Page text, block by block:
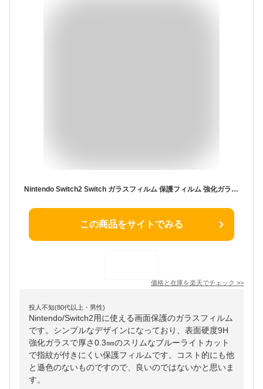
Nintendo Switch2 Switch ガラスフィルム 保護フィルム 強化ガラス フィルム ブルーライトカット 有機EL モデル Lite BEE-001 HEG-001 HAC-001 HDH-001 任天堂 スイッチ2 スイッチ ニンテンドー ライト シール カバー
この商品をサイトでみる
価格と在庫を楽天でチェック >>
投人不知(80代以上・男性)
Nintendo/Switch2用に使える画面保護のガラスフィルム
です。シンプルなデザインになっており、表面硬度9H
強化ガラスで厚さ0.3㎜のスリムなブルーライトカット
で指紋が付きにくい保護フィルムです。コスト的にも他
と遜色のないものですので、良いのではないかと思いま
す。